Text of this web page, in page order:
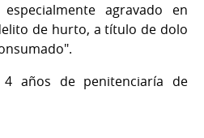
agravado en
de hurto, a título de dolo
años de penitenciaría de